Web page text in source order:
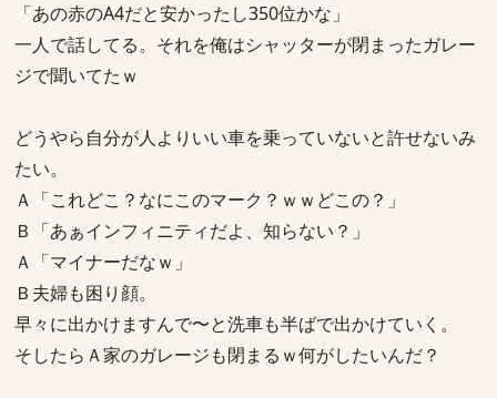
「あの赤のA4だと安かったし350位かな」
一人で話してる。それを俺はシャッターが閉まったガレー
ジで聞いてたｗ
どうやら自分が人よりいい車を乗っていないと許せないみ
たい。
Ａ「これどこ？なにこのマーク？ｗｗどこの？」
Ｂ「あぁインフィニティだよ、知らない？」
Ａ「マイナーだなｗ」
Ｂ夫婦も困り顔。
早々に出かけますんで〜と洗車も半ばで出かけていく。
そしたらＡ家のガレージも閉まるｗ何がしたいんだ？